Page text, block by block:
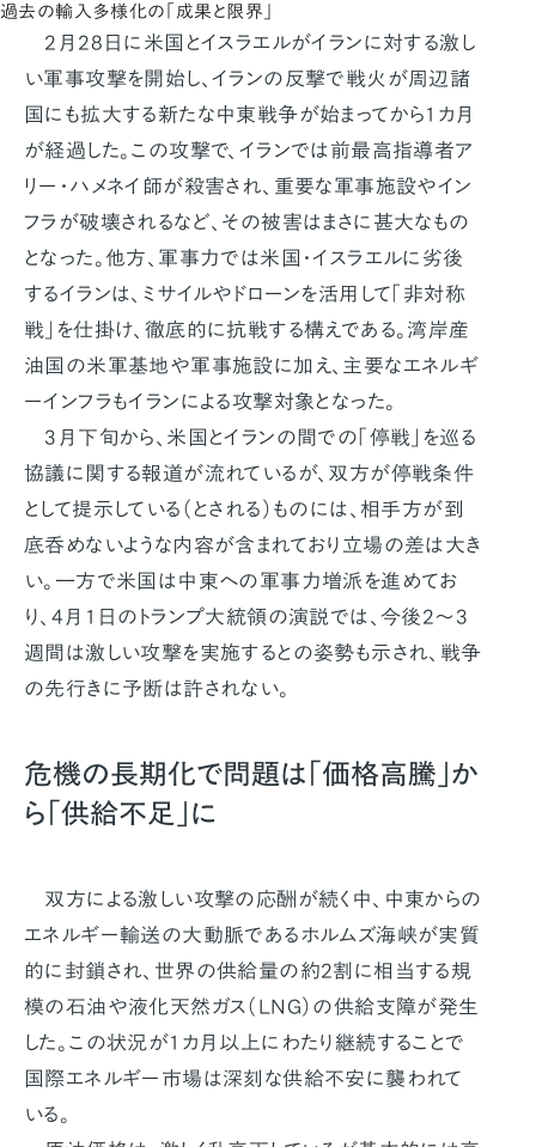
過去の輸入多様化の「成果と限界」
2月28日に米国とイスラエルがイランに対する激し
い軍事攻撃を開始し、イランの反撃で戦火が周辺諸
国にも拡大する新たな中東戦争が始まってから1カ月
が経過した。この攻撃で、イランでは前最高指導者ア
リー・ハメネイ師が殺害され、重要な軍事施設やイン
フラが破壊されるなど、その被害はまさに甚大なもの
となった。他方、軍事力では米国・イスラエルに劣後
するイランは、ミサイルやドローンを活用して「非対称
戦」を仕掛け、徹底的に抗戦する構えである。湾岸産
油国の米軍基地や軍事施設に加え、主要なエネルギ
ーインフラもイランによる攻撃対象となった。
3月下旬から、米国とイランの間での「停戦」を巡る
協議に関する報道が流れているが、双方が停戦条件
として提示している（とされる）ものには、相手方が到
底呑めないような内容が含まれており立場の差は大き
い。一方で米国は中東への軍事力増派を進めてお
り、4月1日のトランプ大統領の演説では、今後2～3
週間は激しい攻撃を実施するとの姿勢も示され、戦争
の先行きに予断は許されない。
危機の長期化で問題は「価格高騰」か
ら「供給不足」に
双方による激しい攻撃の応酬が続く中、中東からの
エネルギー輸送の大動脈であるホルムズ海峡が実質
的に封鎖され、世界の供給量の約2割に相当する規
模の石油や液化天然ガス（LNG）の供給支障が発生
した。この状況が1カ月以上にわたり継続することで
国際エネルギー市場は深刻な供給不安に襲われて
いる。